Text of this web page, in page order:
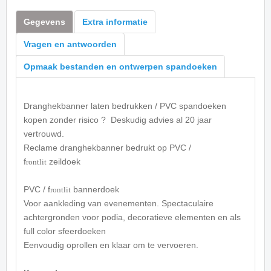
Gegevens Extra informatie
Vragen en antwoorden
Opmaak bestanden en ontwerpen spandoeken
Dranghekbanner laten bedrukken / PVC spandoeken
kopen zonder risico ? Deskudig advies al 20 jaar
vertrouwd.
Reclame dranghekbanner bedrukt op PVC /
frontlit zeildoek
PVC / frontlit bannerdoek
Voor aankleding van evenementen. Spectaculaire
achtergronden voor podia, decoratieve elementen en als
full color sfeerdoeken
Eenvoudig oprollen en klaar om te vervoeren.